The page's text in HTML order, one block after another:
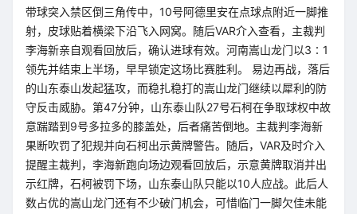
带球突入禁区倒三角传中，10号阿德里安在点球点附近一脚推
射，皮球贴着横梁下沿飞入网窝。随后VAR介入查看，主裁判
李海新亲自观看回放后，确认进球有效。河南嵩山龙门以3∶1
领先并结束上半场，早早锁定这场比赛胜利。 易边再战，落后
的山东泰山发起猛攻，而稳扎稳打的嵩山龙门继续以犀利的防
守反击威胁。第47分钟，山东泰山队27号石柯在争取球权中故
意踹踏到9号多拉多的膝盖处，后者痛苦倒地。主裁判李海新
果断吹罚了犯规并向石柯出示黄牌警告。随后，VAR及时介入
提醒主裁判，李海新跑向场边观看回放后，示意黄牌取消并出
示红牌，石柯被罚下场，山东泰山队只能以10人应战。此后人
数占优的嵩山龙门还有不少破门机会，可惜临门一脚欠佳未能